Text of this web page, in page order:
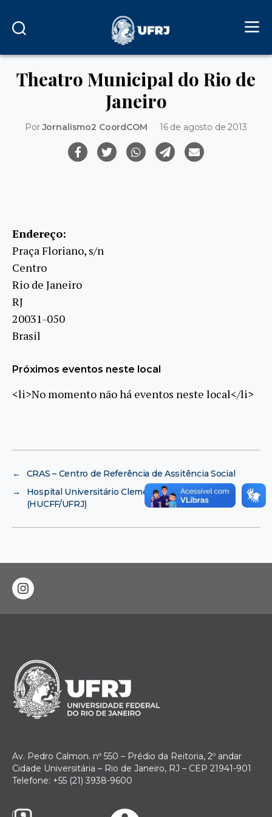
Theatro Municipal do Rio de
Janeiro
PorJornalismo2 CoordCOM 16 de agosto de 2013
Endereço:
Praça Floriano, s/n
Centro
Rio de Janeiro
RJ
20031-050
Brasil
Próximos eventos neste local
<li>No momento não há eventos neste local</li>
←
CRAS – Centro de Referência de Assitência Social
→
Hospital Universitário Clementino Fraga Filho
(HUCFF/UFRJ)
instagram
Av. Pedro Calmon. nº 550 – Prédio da Reitoria, 2º andar
Cidade Universitária – Rio de Janeiro, RJ – CEP 21941-901
Telefone: +55 (21) 3938-9600